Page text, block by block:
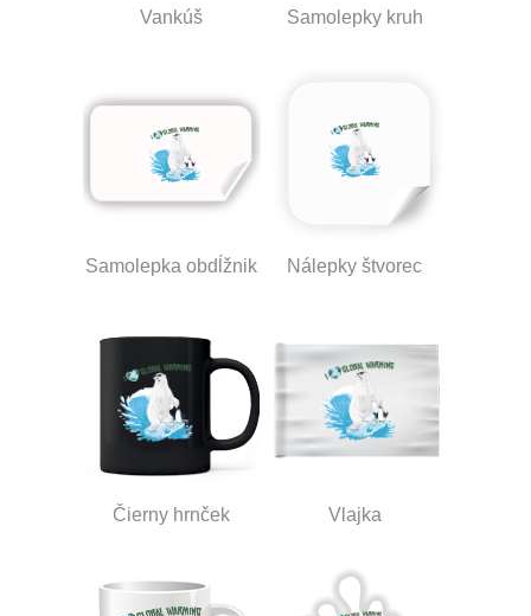
Vankúš Samolepky kruh
Samolepka obdĺžnik Nálepky štvorec
Čierny hrnček Vlajka